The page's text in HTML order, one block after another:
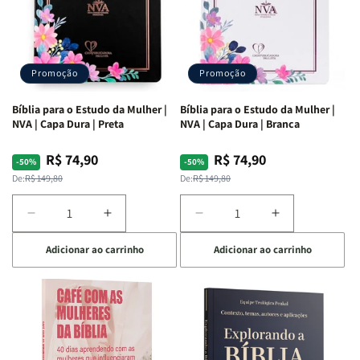
Promoção
Bíblia para o Estudo da Mulher |
NVA | Capa Dura | Preta
-50%
Preço
normal
De:R$ 149,80
Preço
promocional
R$ 74,90
Diminuir
a
quantidade
de
Bíblia
para
Estudo
da
Aumentar
a
quantidade
de
Bíblia
para
o
Estudo
da
Adicionar ao carrinho
Promoção
Bíblia para o Estudo da Mulher |
NVA | Capa Dura | Branca
-50%
Preço
normal
De:R$ 149,80
Preço
promocional
R$ 74,90
Diminuir
a
quantidade
de
Bíblia
o
Estudo
da
Aumentar
a
quantidade
de
Bíblia
para
o
Estudo
Adicionar ao carrinho